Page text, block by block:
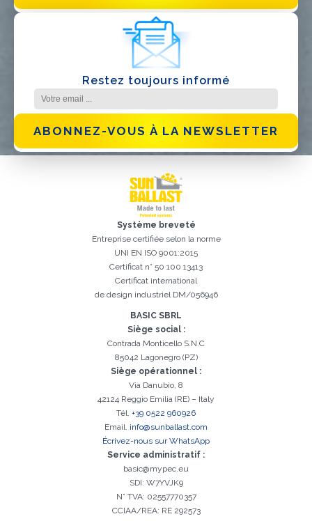
Restez toujours informé
ABONNEZ-VOUS À LA NEWSLETTER
Le champ Prénom est obligatoire
Le champ Nom est obligatoire
Le champ Agence est obligatoire
Le champ Ville est obligatoire
Le champ Téléphone est obligatoire
Le champ E-mail est obligatoire
E-mail saisi invalide
Il est essentiel d'accepter la politique de confidentialité
Inscription réussi. Vérifiez votre boîte e-mail pour procéder à
l'activation
Désolé, vous avez rencontré l'erreur suivante:
Système breveté
Entreprise certifiée selon la norme
UNI EN ISO 9001:2015
Certificat n° 50 100 13413
Certificat international
de design industriel DM/056946
BASIC SBRL
Siège social :
Contrada Monticello S.N.C
85042 Lagonegro (PZ)
Siège opérationnel :
Via Danubio, 8
42124 Reggio Emilia (RE) – Italy
Tél. +39 0522 960926
Email. info@sunballast.com
Écrivez-nous sur WhatsApp
Service administratif :
basic@mypec.eu
SDI: W7YVJK9
N° TVA: 02557770357
CCIAA/REA: RE 292573